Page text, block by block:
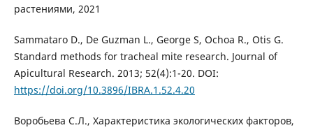
растениями, 2021
Sammataro D., De Guzman L., George S, Ochoa R., Otis G.
Standard methods for tracheal mite research. Journal of
Apicultural Research. 2013; 52(4):1-20. DOI:
https://doi.org/10.3896/IBRA.1.52.4.20
Воробьева С.Л., Характеристика экологических факторов,